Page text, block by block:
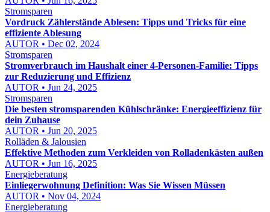
Stromsparen
Vordruck Zählerstände Ablesen: Tipps und Tricks für eine
effiziente Ablesung
AUTOR • Dec 02, 2024
Stromsparen
Stromverbrauch im Haushalt einer 4-Personen-Familie: Tipps
zur Reduzierung und Effizienz
AUTOR • Jun 24, 2025
Stromsparen
Die besten stromsparenden Kühlschränke: Energieeffizienz für
dein Zuhause
AUTOR • Jun 20, 2025
Rolläden & Jalousien
Effektive Methoden zum Verkleiden von Rolladenkästen außen
AUTOR • Jun 16, 2025
Energieberatung
Einliegerwohnung Definition: Was Sie Wissen Müssen
AUTOR • Nov 04, 2024
Energieberatung